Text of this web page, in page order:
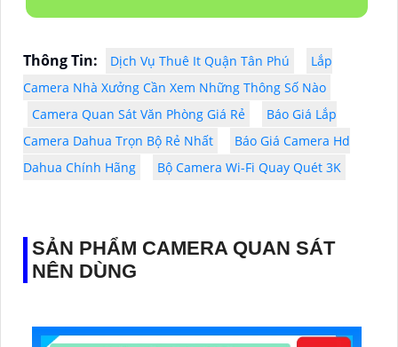
Thông Tin: Dịch Vụ Thuê It Quận Tân Phú
Lắp
Camera Nhà Xưởng Cần Xem Những Thông Số Nào
Camera Quan Sát Văn Phòng Giá Rẻ
Báo Giá Lắp
Camera Dahua Trọn Bộ Rẻ Nhất
Báo Giá Camera Hd
Dahua Chính Hãng
Bộ Camera Wi-Fi Quay Quét 3K
SẢN PHẨM CAMERA QUAN SÁT
NÊN DÙNG